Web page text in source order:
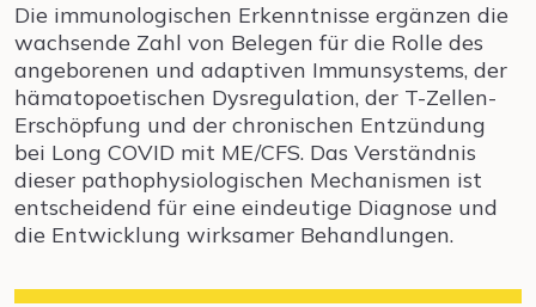
Die immunologischen Erkenntnisse ergänzen die
wachsende Zahl von Belegen für die Rolle des
angeborenen und adaptiven Immunsystems, der
hämatopoetischen Dysregulation, der T-Zellen-
Erschöpfung und der chronischen Entzündung
bei Long COVID mit ME/CFS. Das Verständnis
dieser pathophysiologischen Mechanismen ist
entscheidend für eine eindeutige Diagnose und
die Entwicklung wirksamer Behandlungen.